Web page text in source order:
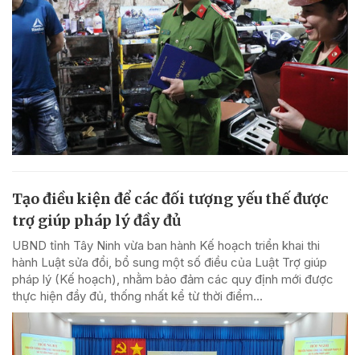
Tạo điều kiện để các đối tượng yếu thế được
trợ giúp pháp lý đầy đủ
UBND tỉnh Tây Ninh vừa ban hành Kế hoạch triển khai thi
hành Luật sửa đổi, bổ sung một số điều của Luật Trợ giúp
pháp lý (Kế hoạch), nhằm bảo đảm các quy định mới được
thực hiện đầy đủ, thống nhất kể từ thời điểm...